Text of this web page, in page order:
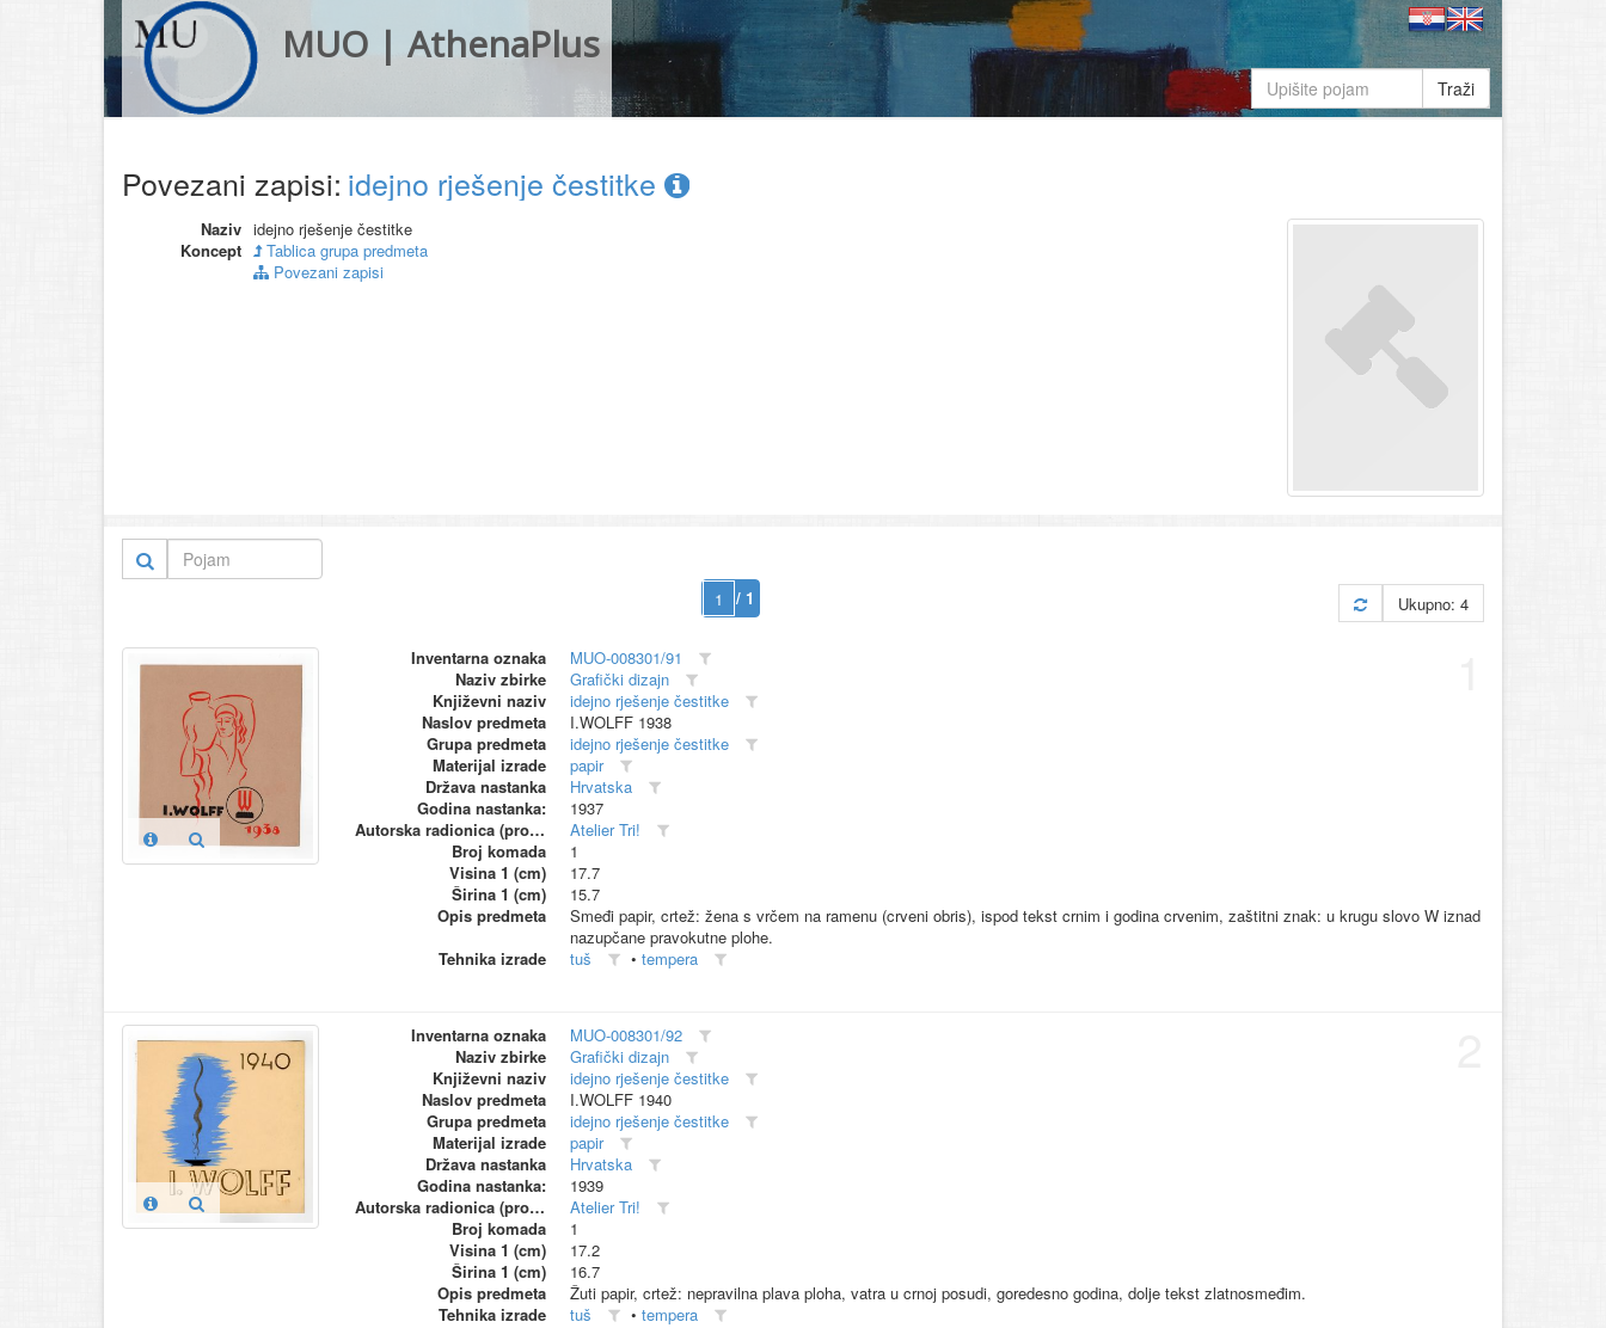
MUO | AthenaPlus
Traži
Povezani zapisi: idejno rješenje čestitke
Naziv idejno rješenje čestitke
Koncept
Tablica grupa predmeta
Povezani zapisi
/ 1 Ukupno: 4
Inventarna oznaka
MUO-008301/91
Naziv zbirke
Grafički dizajn
Književni naziv
idejno rješenje čestitke
Naslov predmeta
I.WOLFF 1938
Grupa predmeta
idejno rješenje čestitke
Materijal izrade
papir
Država nastanka
Hrvatska
Godina nastanka:
1937
Autorska radionica (proizvođač)
Atelier Tri!
Broj komada
1
Visina 1 (cm)
17.7
Širina 1 (cm)
15.7
Opis predmeta
Smeđi papir, crtež: žena s vrčem na ramenu (crveni obris), ispod tekst crnim i godina crvenim, zaštitni znak: u krugu slovo W iznad
nazupčane pravokutne plohe.
Tehnika izrade
tuš • tempera
Inventarna oznaka
MUO-008301/92
Naziv zbirke
Grafički dizajn
Književni naziv
idejno rješenje čestitke
Naslov predmeta
I.WOLFF 1940
Grupa predmeta
idejno rješenje čestitke
Materijal izrade
papir
Država nastanka
Hrvatska
Godina nastanka:
1939
Autorska radionica (proizvođač)
Atelier Tri!
Broj komada
1
Visina 1 (cm)
17.2
Širina 1 (cm)
16.7
Opis predmeta
Žuti papir, crtež: nepravilna plava ploha, vatra u crnoj posudi, goredesno godina, dolje tekst zlatnosmeđim.
Tehnika izrade
tuš • tempera